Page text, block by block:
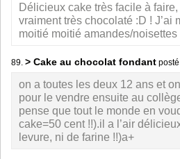
Délicieux cake très facile à
vraiment très chocolaté :D ! J’ai
moitié moitié amandes/noisettes
89. > Cake au chocolat fondant
on a toutes les deux 12 ans et
pour le vendre ensuite au
pense que tout le monde en
cake=50 cent !!).il a l’air
levure, ni de farine !!)a+